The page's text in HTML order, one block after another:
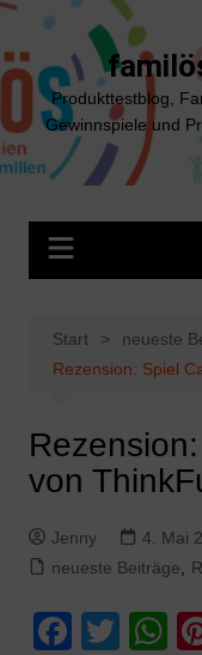
Zum
springen
Produkttestblog,
Gewinnspiele und
Start
neueste
Rezension: Spiel
von
Jenny
4. Mai
neueste Beiträge
F T W